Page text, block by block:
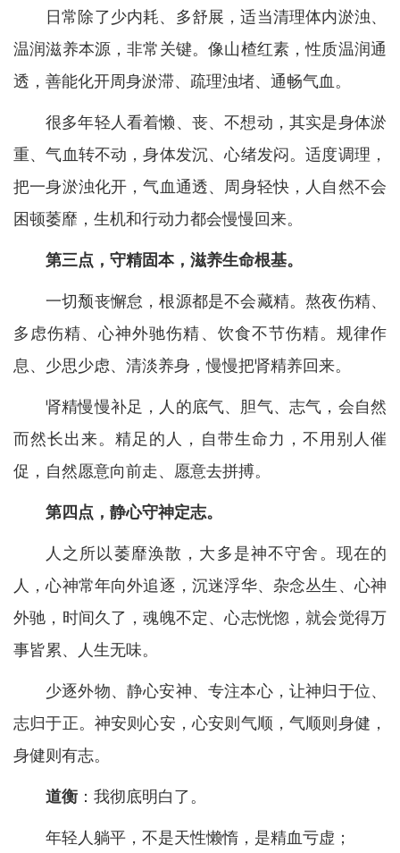
日常除了少内耗、多舒展，适当清理体内淤浊、
温润滋养本源，非常关键。像山楂红素，性质温润通
透，善能化开周身淤滞、疏理浊堵、通畅气血。
很多年轻人看着懒、丧、不想动，其实是身体淤
重、气血转不动，身体发沉、心绪发闷。适度调理，
把一身淤浊化开，气血通透、周身轻快，人自然不会
困顿萎靡，生机和行动力都会慢慢回来。
第三点，守精固本，滋养生命根基。
一切颓丧懈怠，根源都是不会藏精。熬夜伤精、
多虑伤精、心神外驰伤精、饮食不节伤精。规律作
息、少思少虑、清淡养身，慢慢把肾精养回来。
肾精慢慢补足，人的底气、胆气、志气，会自然
而然长出来。精足的人，自带生命力，不用别人催
促，自然愿意向前走、愿意去拼搏。
第四点，静心守神定志。
人之所以萎靡涣散，大多是神不守舍。现在的
人，心神常年向外追逐，沉迷浮华、杂念丛生、心神
外驰，时间久了，魂魄不定、心志恍惚，就会觉得万
事皆累、人生无味。
少逐外物、静心安神、专注本心，让神归于位、
志归于正。神安则心安，心安则气顺，气顺则身健，
身健则有志。
道衡 ：我彻底明白了。
年轻人躺平，不是天性懒惰，是精血亏虚；